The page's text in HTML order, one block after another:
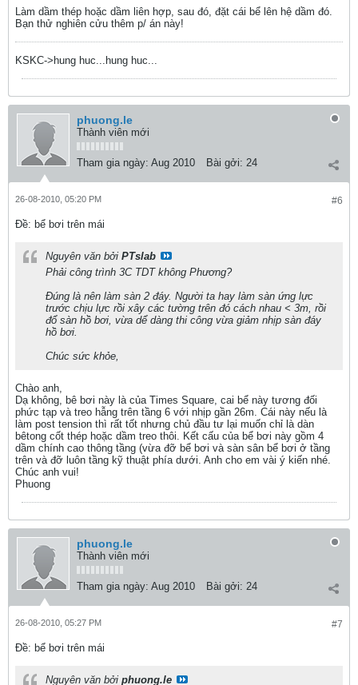
Làm dầm thép hoặc dầm liên hợp, sau đó, đặt cái bể lên hệ dầm đó.
Bạn thử nghiên cửu thêm p/ án này!
KSKC->hung huc...hung huc...
phuong.le
Thành viên mới
Tham gia ngày: Aug 2010 Bài gởi: 24
#6
26-08-2010, 05:20 PM
Ðề: bể bơi trên mái
Nguyên văn bởi PTslab
Phải công trình 3C TDT không Phương?
Đúng là nên làm sàn 2 đáy. Người ta hay làm sàn ứng lực
trước chịu lực rồi xây các tường trên đó cách nhau < 3m, rồi
đổ sàn hồ bơi, vừa dể dàng thi công vừa giảm nhịp sàn đáy
hồ bơi.
Chúc sức khỏe,
Chào anh,
Dạ không, bê bơi này là của Times Square, cai bể này tương đối
phức tạp và treo hẫng trên tầng 6 với nhịp gần 26m. Cái này nếu là
làm post tension thì rất tốt nhưng chủ đầu tư lại muốn chỉ là dàn
bêtong cốt thép hoặc dầm treo thôi. Kết cấu của bể bơi này gồm 4
dầm chính cao thông tầng (vừa đỡ bể bơi và sàn sân bể bơi ở tầng
trên và đỡ luôn tầng kỹ thuật phía dưới. Anh cho em vài ý kiến nhé.
Chúc anh vui!
Phuong
phuong.le
Thành viên mới
Tham gia ngày: Aug 2010 Bài gởi: 24
#7
26-08-2010, 05:27 PM
Ðề: bể bơi trên mái
Nguyên văn bởi phuong.le